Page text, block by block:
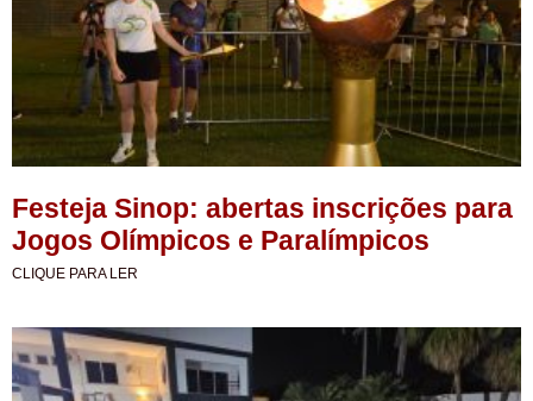
Festeja Sinop: abertas inscrições para
Jogos Olímpicos e Paralímpicos
CLIQUE PARA LER